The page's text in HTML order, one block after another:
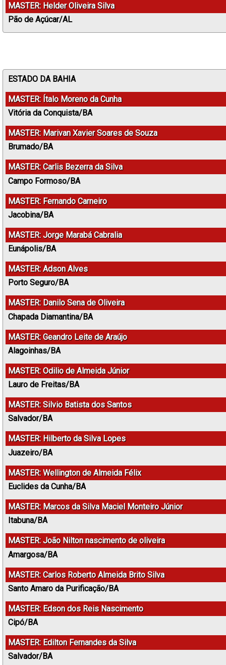
MASTER: Helder Oliveira Silva
Pão de Açúcar/AL
ESTADO DA BAHIA
MASTER: Ítalo Moreno da Cunha
Vitória da Conquista/BA
MASTER: Marivan Xavier Soares de Souza
Brumado/BA
MASTER: Carlis Bezerra da Silva
Campo Formoso/BA
MASTER: Fernando Carneiro
Jacobina/BA
MASTER: Jorge Marabá Cabralia
Eunápolis/BA
MASTER: Adson Alves
Porto Seguro/BA
MASTER: Danilo Sena de Oliveira
Chapada Diamantina/BA
MASTER: Geandro Leite de Araújo
Alagoinhas/BA
MASTER: Odilio de Almeida Júnior
Lauro de Freitas/BA
MASTER: Silvio Batista dos Santos
Salvador/BA
MASTER: Hilberto da Silva Lopes
Juazeiro/BA
MASTER: Wellington de Almeida Félix
Euclides da Cunha/BA
MASTER: Marcos da Silva Maciel Monteiro Júnior
Itabuna/BA
MASTER: João Nilton nascimento de oliveira
Amargosa/BA
MASTER: Carlos Roberto Almeida Brito Silva
Santo Amaro da Purificação/BA
MASTER: Edson dos Reis Nascimento
Cipó/BA
MASTER: Edilton Fernandes da Silva
Salvador/BA